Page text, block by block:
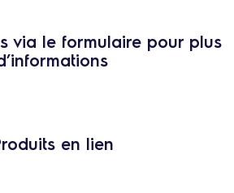
via le formulaire pour plus
en lien